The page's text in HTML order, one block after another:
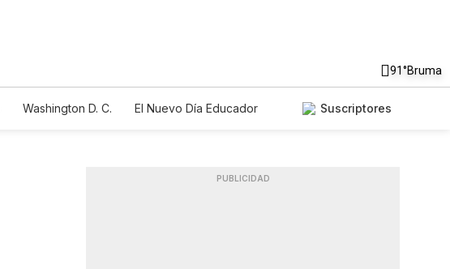
91°Bruma
Washington D. C.
El Nuevo Día Educador
Suscriptores
PUBLICIDAD